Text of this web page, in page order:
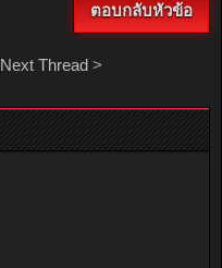
ตอบกลับหัวข้อ
Next Thread>